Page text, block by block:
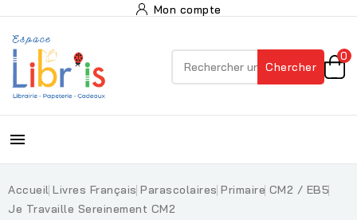
Mon compte
Chercher
0

Accueil Livres Français Parascolaires Primaire CM2 / EB5
Je Travaille Sereinement CM2